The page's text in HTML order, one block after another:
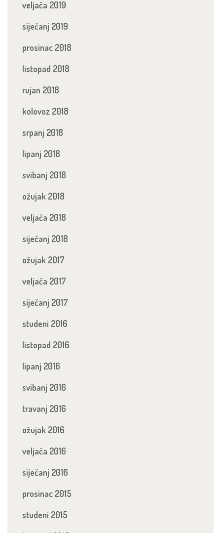
veljača 2019
siječanj 2019
prosinac 2018
listopad 2018
rujan 2018
kolovoz 2018
srpanj 2018
lipanj 2018
svibanj 2018
ožujak 2018
veljača 2018
siječanj 2018
ožujak 2017
veljača 2017
siječanj 2017
studeni 2016
listopad 2016
lipanj 2016
svibanj 2016
travanj 2016
ožujak 2016
veljača 2016
siječanj 2016
prosinac 2015
studeni 2015